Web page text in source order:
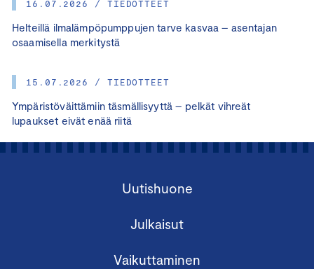
16.07.2026 / TIEDOTTEET
Helteillä ilmalämpöpumppujen tarve kasvaa – asentajan
osaamisella merkitystä
15.07.2026 / TIEDOTTEET
Ympäristöväittämiin täsmällisyyttä – pelkät vihreät
lupaukset eivät enää riitä
Uutishuone
Julkaisut
Vaikuttaminen